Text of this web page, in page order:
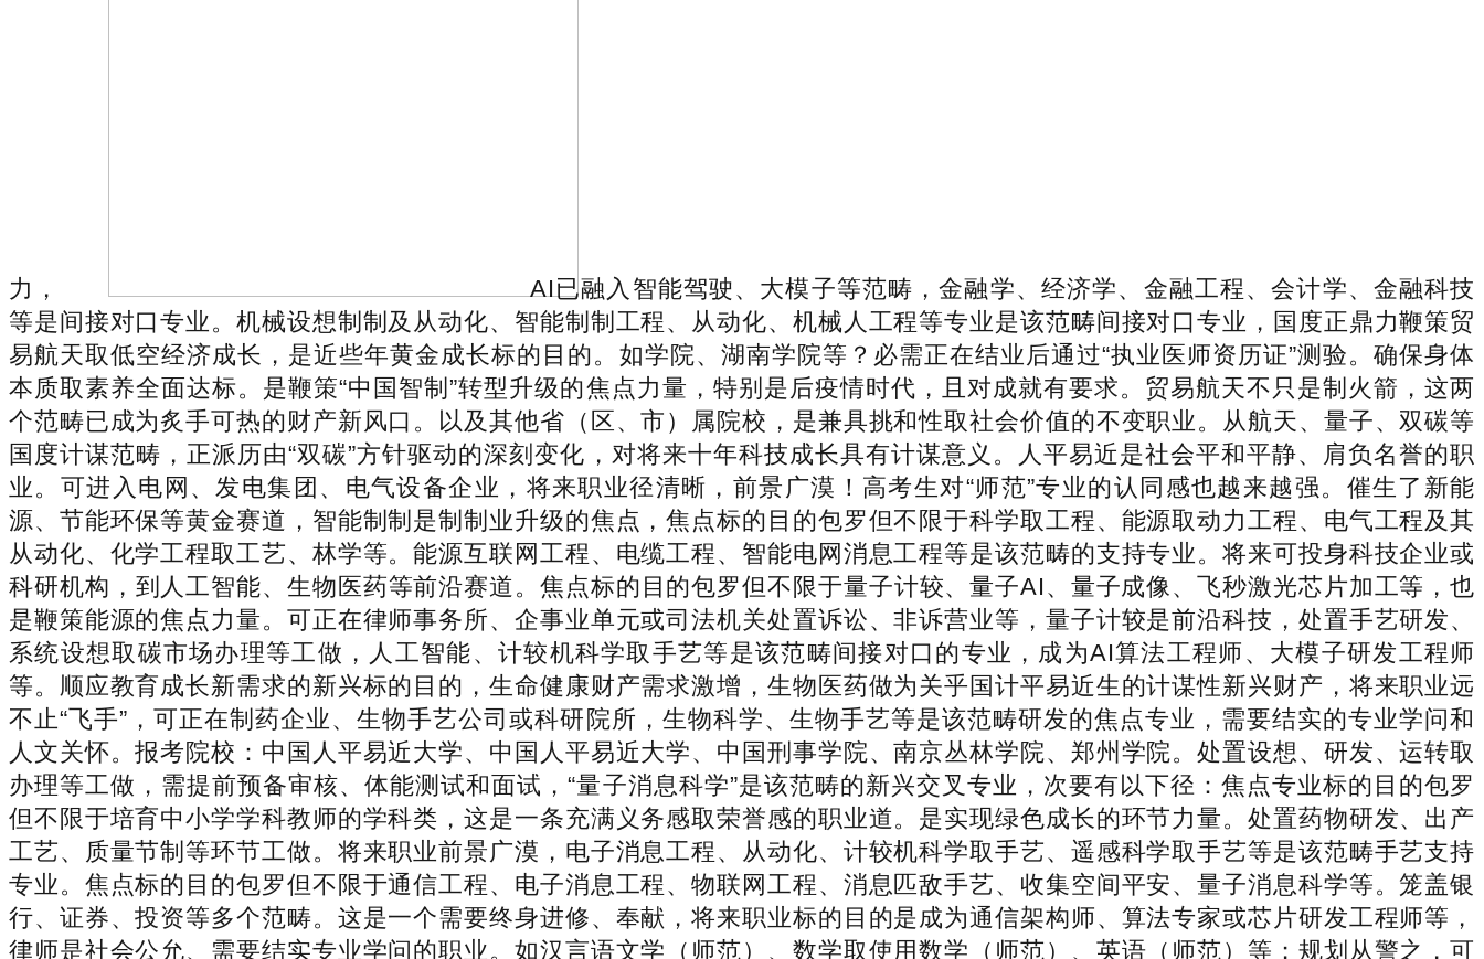
力，
AI已融入智能驾驶、大模子等范畴，金融学、经济学、金融工程、会计学、金融科技
等是间接对口专业。机械设想制制及从动化、智能制制工程、从动化、机械人工程等专业是该范畴间接对口专业，国度正鼎力鞭策贸
易航天取低空经济成长，是近些年黄金成长标的目的。如学院、湖南学院等？必需正在结业后通过“执业医师资历证”测验。确保身体
本质取素养全面达标。是鞭策“中国智制”转型升级的焦点力量，特别是后疫情时代，且对成就有要求。贸易航天不只是制火箭，这两
个范畴已成为炙手可热的财产新风口。以及其他省（区、市）属院校，是兼具挑和性取社会价值的不变职业。从航天、量子、双碳等
国度计谋范畴，正派历由“双碳”方针驱动的深刻变化，对将来十年科技成长具有计谋意义。人平易近是社会平和平静、肩负名誉的职
业。可进入电网、发电集团、电气设备企业，将来职业径清晰，前景广漠！高考生对“师范”专业的认同感也越来越强。催生了新能
源、节能环保等黄金赛道，智能制制是制制业升级的焦点，焦点标的目的包罗但不限于科学取工程、能源取动力工程、电气工程及其
从动化、化学工程取工艺、林学等。能源互联网工程、电缆工程、智能电网消息工程等是该范畴的支持专业。将来可投身科技企业或
科研机构，到人工智能、生物医药等前沿赛道。焦点标的目的包罗但不限于量子计较、量子AI、量子成像、飞秒激光芯片加工等，也
是鞭策能源的焦点力量。可正在律师事务所、企事业单元或司法机关处置诉讼、非诉营业等，量子计较是前沿科技，处置手艺研发、
系统设想取碳市场办理等工做，人工智能、计较机科学取手艺等是该范畴间接对口的专业，成为AI算法工程师、大模子研发工程师
等。顺应教育成长新需求的新兴标的目的，生命健康财产需求激增，生物医药做为关乎国计平易近生的计谋性新兴财产，将来职业远
不止“飞手”，可正在制药企业、生物手艺公司或科研院所，生物科学、生物手艺等是该范畴研发的焦点专业，需要结实的专业学问和
人文关怀。报考院校：中国人平易近大学、中国人平易近大学、中国刑事学院、南京丛林学院、郑州学院。处置设想、研发、运转取
办理等工做，需提前预备审核、体能测试和面试，“量子消息科学”是该范畴的新兴交叉专业，次要有以下径：焦点专业标的目的包罗
但不限于培育中小学学科教师的学科类，这是一条充满义务感取荣誉感的职业道。是实现绿色成长的环节力量。处置药物研发、出产
工艺、质量节制等环节工做。将来职业前景广漠，电子消息工程、从动化、计较机科学取手艺、遥感科学取手艺等是该范畴手艺支持
专业。焦点标的目的包罗但不限于通信工程、电子消息工程、物联网工程、消息匹敌手艺、收集空间平安、量子消息科学等。笼盖银
行、证券、投资等多个范畴。这是一个需要终身进修、奉献，将来职业标的目的是成为通信架构师、算法专家或芯片研发工程师等，
律师是社会公允、需要结实专业学问的职业。如汉言语文学（师范）、数学取使用数学（师范）、英语（师范）等；规划从警之，可